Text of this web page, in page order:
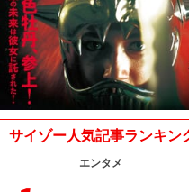
サイゾー人気記事ランキン
エンタメ